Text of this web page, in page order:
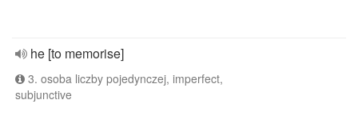
he [to memorise]
3. osoba liczby pojedynczej, imperfect,
subjunctive